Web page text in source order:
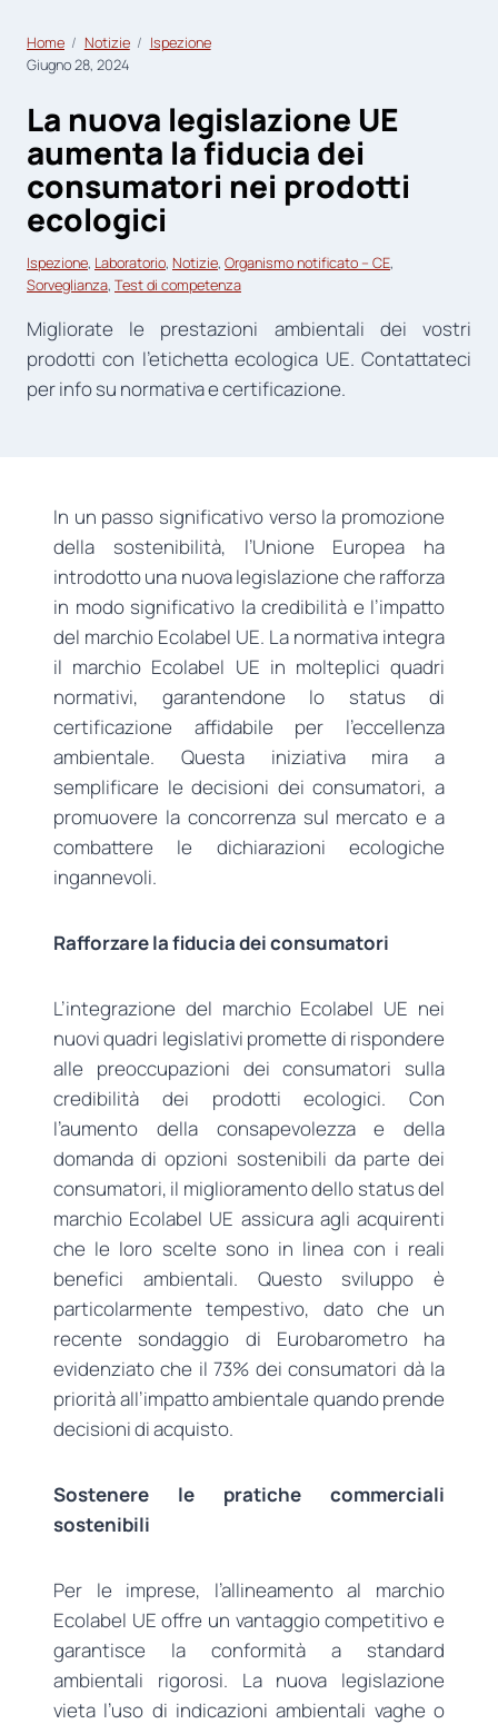
Home Notizie
Ispezione
Giugno 28, 2024
La nuova legislazione UE
aumenta la fiducia dei
consumatori nei prodotti
ecologici
Ispezione, Laboratorio, Notizie, Organismo notificato – CE
Sorveglianza, Test di competenza
Migliorate le prestazioni ambientali dei vostri
prodotti con l’etichetta ecologica UE. Contattateci
per info su normativa e certificazione.
In un passo significativo verso la promozione
della sostenibilità, l’Unione Europea ha
introdotto una nuova legislazione che rafforza
in modo significativo la credibilità e l’impatto
del marchio Ecolabel UE. La normativa integra
il marchio Ecolabel UE in molteplici quadri
normativi, garantendone lo status di
certificazione affidabile per l’eccellenza
ambientale. Questa iniziativa mira a
semplificare le decisioni dei consumatori, a
promuovere la concorrenza sul mercato e a
combattere le dichiarazioni ecologiche
ingannevoli.
Rafforzare la fiducia dei consumatori
L’integrazione del marchio Ecolabel UE nei
nuovi quadri legislativi promette di rispondere
alle preoccupazioni dei consumatori sulla
credibilità dei prodotti ecologici. Con
l’aumento della consapevolezza e della
domanda di opzioni sostenibili da parte dei
consumatori, il miglioramento dello status del
marchio Ecolabel UE assicura agli acquirenti
che le loro scelte sono in linea con i reali
benefici ambientali. Questo sviluppo è
particolarmente tempestivo, dato che un
recente sondaggio di Eurobarometro ha
evidenziato che il 73% dei consumatori dà la
priorità all’impatto ambientale quando prende
decisioni di acquisto.
Sostenere le pratiche commerciali
sostenibili
Per le imprese, l’allineamento al marchio
Ecolabel UE offre un vantaggio competitivo e
garantisce la conformità a standard
ambientali rigorosi. La nuova legislazione
vieta l’uso di indicazioni ambientali vaghe o